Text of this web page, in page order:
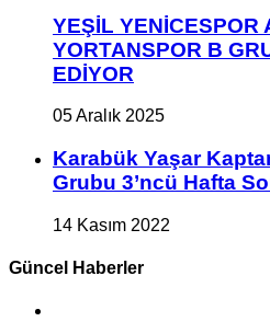
YEŞİL YENİCESPOR
YORTANSPOR B
EDİYOR
05 Aralık 2025
Karabük Yaşar
Grubu 3’ncü Hafta
14 Kasım 2022
Güncel Haberler